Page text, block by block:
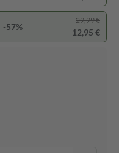
-57%
29,99 €
12,95 €